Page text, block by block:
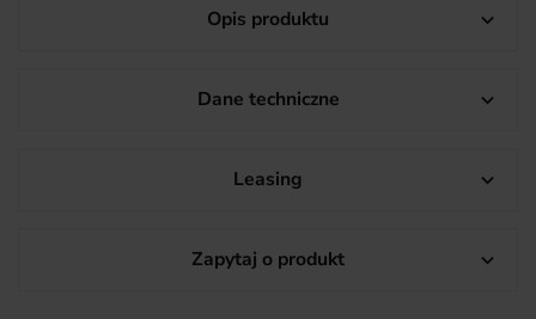
Opis produktu 
Dane techniczne 
Leasing 
Zapytaj o produkt 